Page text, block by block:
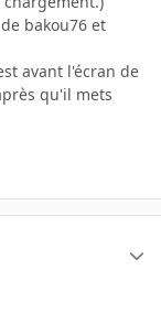
bakou76 et
avant l'écran de
qu'il mets